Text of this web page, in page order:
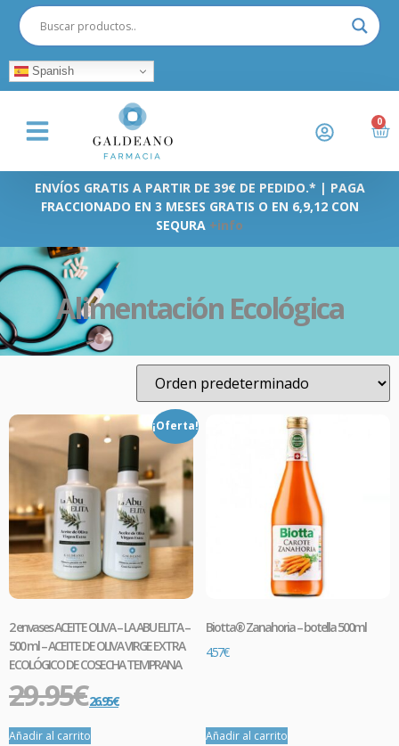
Spanish
0
ENVÍOS GRATIS A PARTIR DE 39€ DE PEDIDO.* | PAGA
FRACCIONADO EN 3 MESES GRATIS O EN 6,9,12 CON
SEQURA +info
Alimentación Ecológica
¡Oferta!
2 envases ACEITE OLIVA – LA ABU ELITA –
500 ml – ACEITE DE OLIVA VIRGE EXTRA
ECOLÓGICO DE COSECHA TEMPRANA
29.95€26.95€
Añadir al carrito
Biotta® Zanahoria – botella 500ml
4.57€
Añadir al carrito